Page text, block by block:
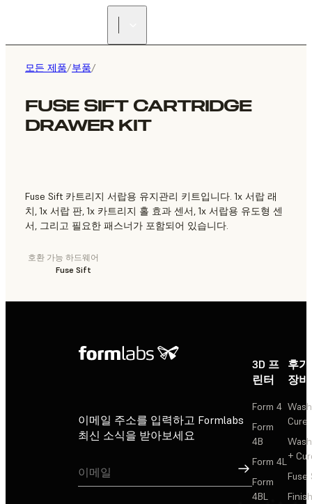
모든 제품/부품/
FUSE SIFT CARTRIDGE
DRAWER KIT
Fuse Sift 카트리지 서랍용 유지관리 키트입니다. 1x 서랍 래
치, 1x 서랍 판, 1x 카트리지 홀 효과 센서, 1x 서랍용 유도형 센
서, 그리고 필요한 패스너가 포함되어 있습니다.
호환 가능 하드웨어
Fuse Sift
이메일 주소를 입력하고 Formlabs
최신 소식을 받아보세요
가입
3D 프
린터
Form 4
Form
4B
Form 4L
Form
4BL
후
장비
Cure
+
Fuse